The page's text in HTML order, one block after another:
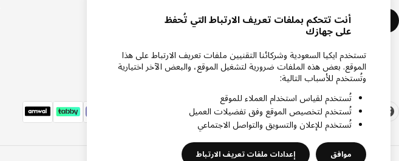
تعرف على المزيدأنت تتحكم بملفات تعريف الارتباط التي تُحفظ
على جهازك
تستخدم ايكيا السعودية وشركائنا التقنيين ملفات تعريف الارتباط على هذا
الموقع. بعض هذه الملفات ضرورية لتشغيل الموقع، والبعض الآخر اختيارية
وتُستخدم للأسباب التالية:
تُستخدم لقياس استخدام العملاء للموقع
تُستخدم لتخصيص الموقع وفق تفضيلات العميل
تُستخدم للإعلان والتسويق والتواصل الاجتماعي
موافق إعدادات ملفات تعريف الارتباط